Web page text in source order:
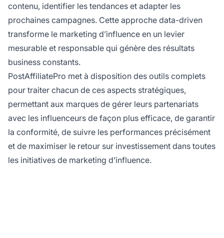
contenu, identifier les tendances et adapter les
prochaines campagnes. Cette approche data-driven
transforme le marketing d’influence en un levier
mesurable et responsable qui génère des résultats
business constants.
PostAffiliatePro met à disposition des outils complets
pour traiter chacun de ces aspects stratégiques,
permettant aux marques de gérer leurs partenariats
avec les influenceurs de façon plus efficace, de garantir
la conformité, de suivre les performances précisément
et de maximiser le retour sur investissement dans toutes
les initiatives de marketing d’influence.